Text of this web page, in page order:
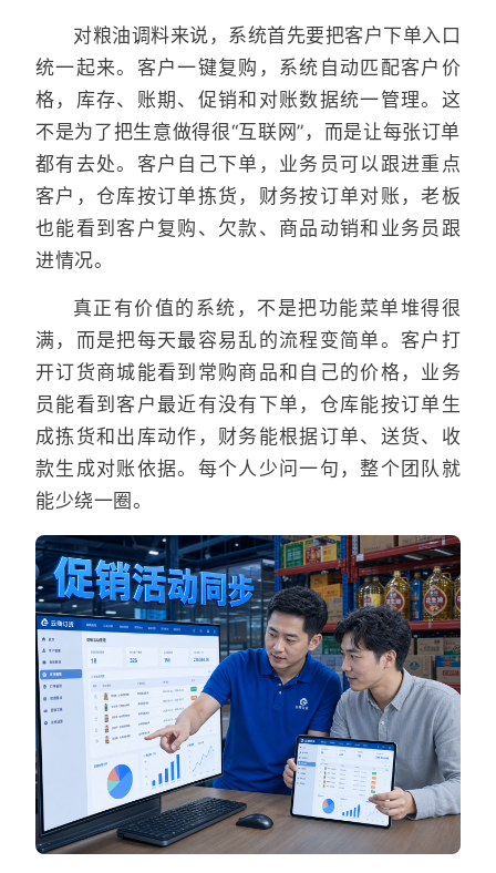
对粮油调料来说，系统首先要把客户下单入口
统一起来。客户一键复购，系统自动匹配客户价
格，库存、账期、促销和对账数据统一管理。这
不是为了把生意做得很“互联网”，而是让每张订单
都有去处。客户自己下单，业务员可以跟进重点
客户，仓库按订单拣货，财务按订单对账，老板
也能看到客户复购、欠款、商品动销和业务员跟
进情况。
真正有价值的系统，不是把功能菜单堆得很
满，而是把每天最容易乱的流程变简单。客户打
开订货商城能看到常购商品和自己的价格，业务
员能看到客户最近有没有下单，仓库能按订单生
成拣货和出库动作，财务能根据订单、送货、收
款生成对账依据。每个人少问一句，整个团队就
能少绕一圈。